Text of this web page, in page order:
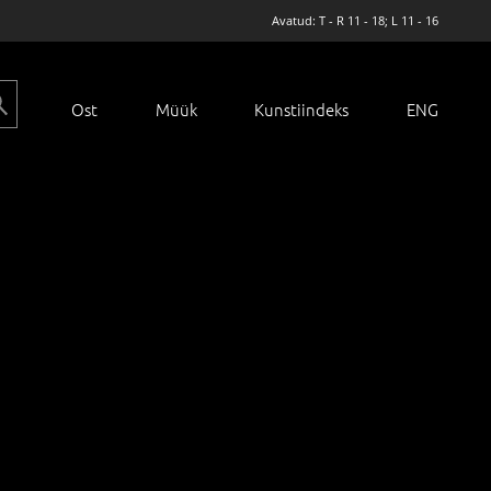
Avatud: T - R 11 - 18; L 11 - 16
Ost Müük Kunstiindeks ENG